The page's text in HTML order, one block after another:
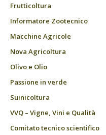
Frutticoltura
Informatore Zootecnico
Macchine Agricole
Nova Agricoltura
Olivo e Olio
Passione in verde
Suinicoltura
VVQ – Vigne, Vini e Qualità
Comitato tecnico scientifico